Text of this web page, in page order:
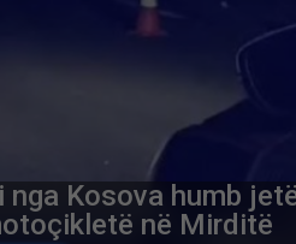
Kosova humb
në Mirditë